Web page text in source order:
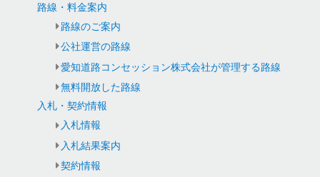
路線・料金案内
路線のご案内
公社運営の路線
愛知道路コンセッション株式会社が管理する路線
無料開放した路線
入札・契約情報
入札情報
入札結果案内
契約情報